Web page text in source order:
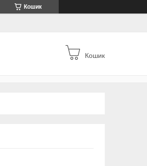
Кошик
Кошик